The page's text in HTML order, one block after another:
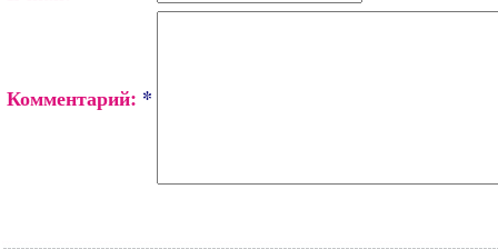
Комментарий: *